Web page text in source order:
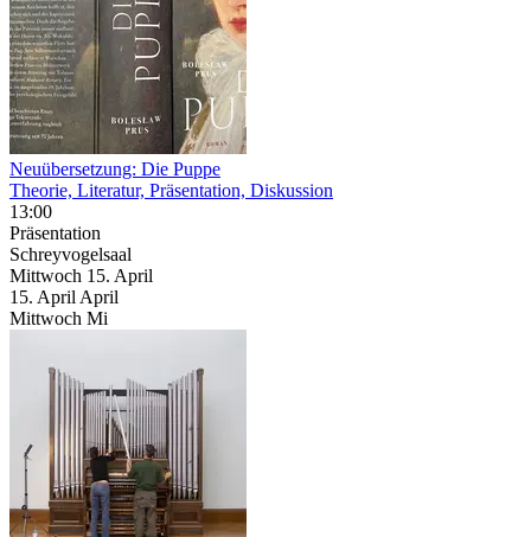
Neuübersetzung: Die Puppe
Theorie, Literatur, Präsentation, Diskussion
13:00
Präsentation
Schreyvogelsaal
Mittwoch 15. April
15. April April
Mittwoch Mi